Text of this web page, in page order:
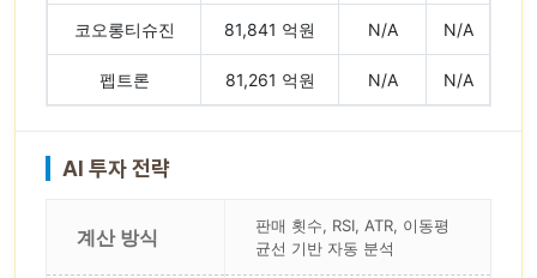
코오롱티슈진 81,841 억원 N/A N/A
펩트론 81,261 억원 N/A N/A
AI 투자 전략
계산 방식
판매 횟수, RSI, ATR, 이동평
균선 기반 자동 분석